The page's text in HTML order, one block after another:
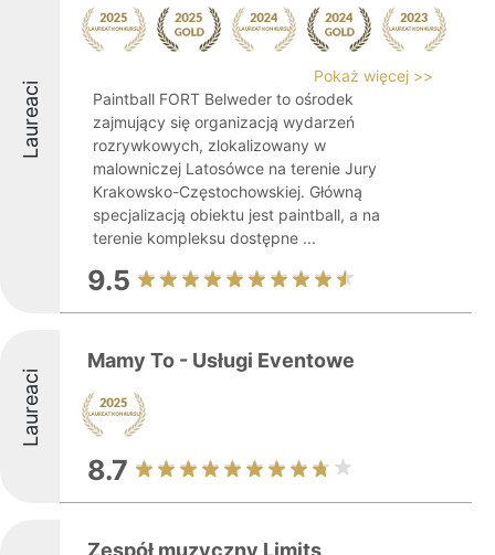
Laureaci
Pokaż więcej >>
Paintball FORT Belweder to ośrodek
zajmujący się organizacją wydarzeń
rozrywkowych, zlokalizowany w
malowniczej Latosówce na terenie Jury
Krakowsko-Częstochowskiej. Główną
specjalizacją obiektu jest paintball, a na
terenie kompleksu dostępne ...
9.5
Laureaci
Mamy To - Usługi Eventowe
8.7
Zespół muzyczny Limits